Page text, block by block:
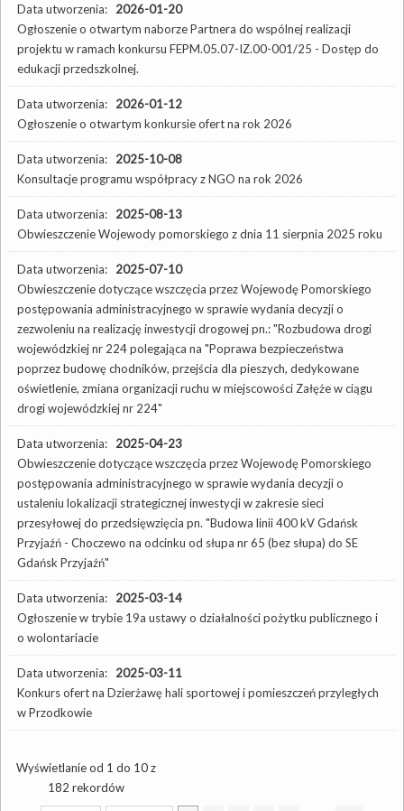
Data utworzenia: 2026-01-20
Ogłoszenie o otwartym naborze Partnera do wspólnej realizacji
projektu w ramach konkursu FEPM.05.07-IZ.00-001/25 - Dostęp do
edukacji przedszkolnej.
Data utworzenia: 2026-01-12
Ogłoszenie o otwartym konkursie ofert na rok 2026
Data utworzenia: 2025-10-08
Konsultacje programu współpracy z NGO na rok 2026
Data utworzenia: 2025-08-13
Obwieszczenie Wojewody pomorskiego z dnia 11 sierpnia 2025 roku
Data utworzenia: 2025-07-10
Obwieszczenie dotyczące wszczęcia przez Wojewodę Pomorskiego
postępowania administracyjnego w sprawie wydania decyzji o
zezwoleniu na realizację inwestycji drogowej pn.: "Rozbudowa drogi
wojewódzkiej nr 224 polegająca na "Poprawa bezpieczeństwa
poprzez budowę chodników, przejścia dla pieszych, dedykowane
oświetlenie, zmiana organizacji ruchu w miejscowości Załęże w ciągu
drogi wojewódzkiej nr 224"
Data utworzenia: 2025-04-23
Obwieszczenie dotyczące wszczęcia przez Wojewodę Pomorskiego
postępowania administracyjnego w sprawie wydania decyzji o
ustaleniu lokalizacji strategicznej inwestycji w zakresie sieci
przesyłowej do przedsięwzięcia pn. "Budowa linii 400 kV Gdańsk
Przyjaźń - Choczewo na odcinku od słupa nr 65 (bez słupa) do SE
Gdańsk Przyjaźń"
Data utworzenia: 2025-03-14
Ogłoszenie w trybie 19a ustawy o działalności pożytku publicznego i
o wolontariacie
Data utworzenia: 2025-03-11
Konkurs ofert na Dzierżawę hali sportowej i pomieszczeń przyległych
w Przodkowie
Wyświetlanie od 1 do 10 z
182 rekordów